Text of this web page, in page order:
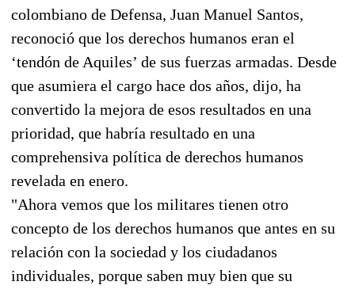
colombiano de Defensa, Juan Manuel Santos,
reconoció que los derechos humanos eran el
‘tendón de Aquiles’ de sus fuerzas armadas. Desde
que asumiera el cargo hace dos años, dijo, ha
convertido la mejora de esos resultados en una
prioridad, que habría resultado en una
comprehensiva política de derechos humanos
revelada en enero.
"Ahora vemos que los militares tienen otro
concepto de los derechos humanos que antes en su
relación con la sociedad y los ciudadanos
individuales, porque saben muy bien que su